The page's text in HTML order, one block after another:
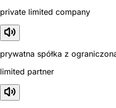
private limited company
prywatna spółka z
limited partner